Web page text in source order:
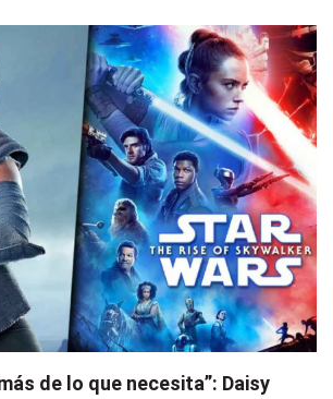
de lo que necesita”: Daisy